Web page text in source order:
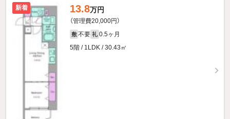
新着 13.8万円
（管理費20,000円）
敷 不要 礼 0.5ヶ月
5階 / 1LDK / 30.43㎡